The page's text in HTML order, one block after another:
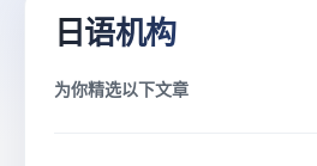
日语机构
为你精选以下文章